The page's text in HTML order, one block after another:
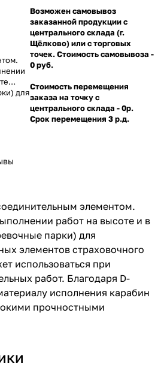
для
Возможен самовывоз
заказанной продукции с
центрального склада (г.
Щёлково) или с торговых
точек. Стоимость самовывоза -
0 руб.
Стоимость перемещения
заказа на точку с
центрального склада - 0р.
Срок перемещения 3 р.д.
элементом.
работ на высоте и в
парки) для
элементов страховочного
использоваться при
работ. Благодаря D-
исполнения карабин
прочностными